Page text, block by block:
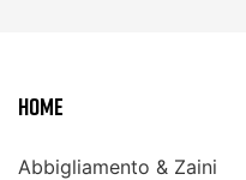
Home
Abbigliamento & Zaini